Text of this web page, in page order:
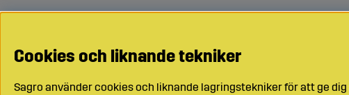
Cookies och liknande tekniker
Sagro använder cookies och liknande lagringstekniker för att ge